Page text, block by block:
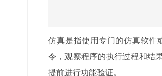
仿真是指使用专门的仿真软件
令，观察程序的执行过程和结
提前进行功能验证。